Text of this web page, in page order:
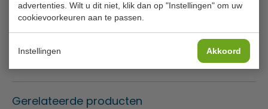
advertenties. Wilt u dit niet, klik dan op "Instellingen" om uw
cookievoorkeuren aan te passen.
Instellingen Akkoord
RVS:
18/10
0.8mm dikke RVS wand
Dikte bodem:
Gerelateerde producten